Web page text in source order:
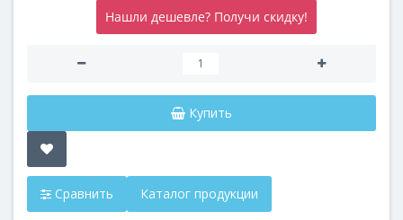
Нашли дешевле? Получи скидку!
Купить
Сравнить Каталог продукции